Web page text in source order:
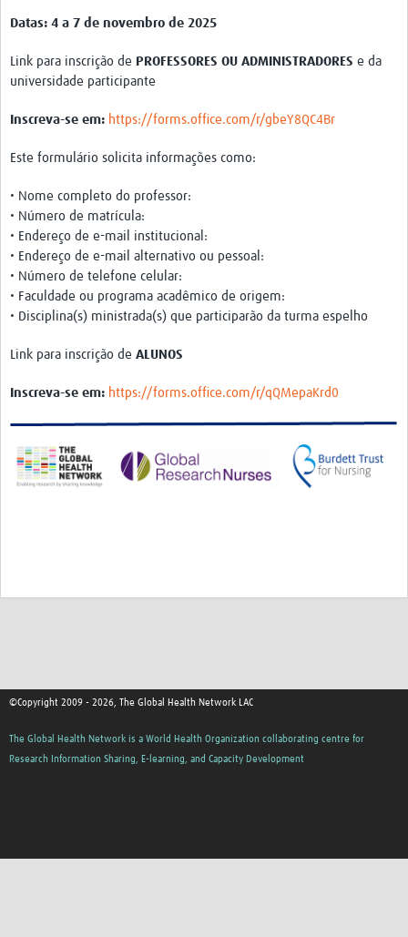
Datas: 4 a 7 de novembro de 2025
Link para inscrição de PROFESSORES OU ADMINISTRADORES e da
universidade participante
Inscreva-se em: https://forms.office.com/r/gbeY8QC4Br
Este formulário solicita informações como:
• Nome completo do professor:
• Número de matrícula:
• Endereço de e-mail institucional:
• Endereço de e-mail alternativo ou pessoal:
• Número de telefone celular:
• Faculdade ou programa acadêmico de origem:
• Disciplina(s) ministrada(s) que participarão da turma espelho
Link para inscrição de ALUNOS
Inscreva-se em: https://forms.office.com/r/qQMepaKrd0
©Copyright 2009 - 2026, The Global Health Network LAC
The Global Health Network is a World Health Organization collaborating centre for
Research Information Sharing, E-learning, and Capacity Development